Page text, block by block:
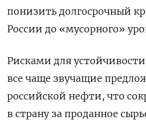
понизить долгосрочный
России до «мусорного»
Рисками для
все чаще звучащие
российской нефти, что
в страну за проданное